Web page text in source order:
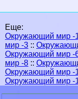
Еще:
Окружающий мир -
мир -3 ::
Окружающий мир -
мир -8 ::
Окружающий мир -
Окружающий мир -